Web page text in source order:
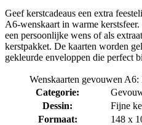
alle ontwerpen en vind je favoriet.
Geef kerstcadeaus een extra
A6-wenskaart in warme
een persoonlijke wens of als
kerstpakket. De kaarten worden
gekleurde enveloppen die perfect
Wenskaarten gevouwen A6:
Categorie:
Dessin:
Fijne
Formaat:
148 x